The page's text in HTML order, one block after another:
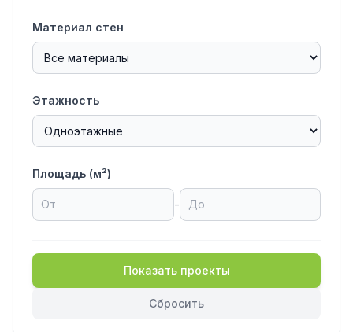
Материал стен
Этажность
Площадь (м²)
-
Показать проекты
Сбросить